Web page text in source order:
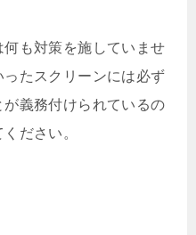
も対策を施していませ
たスクリーンには必ず
義務付けられているの
ださい。